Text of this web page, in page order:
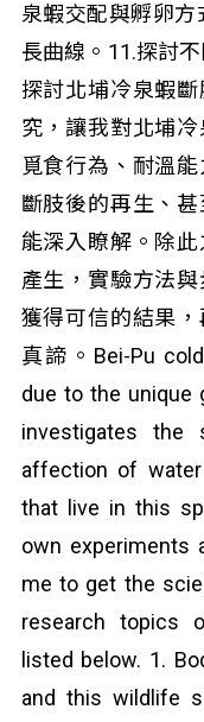
泉蝦交配與孵卵
長曲線。11.探討
探討北埔冷泉蝦
究，讓我對北埔
覓食行為、耐溫
斷肢後的再生、
能深入瞭解。除
產生，實驗方法
獲得可信的結果
真諦。Bei-Pu
due to the unique
investigates the
affection of
that live in this
own experiments
me to get the
research topics
listed below. 1.
and this wildlife